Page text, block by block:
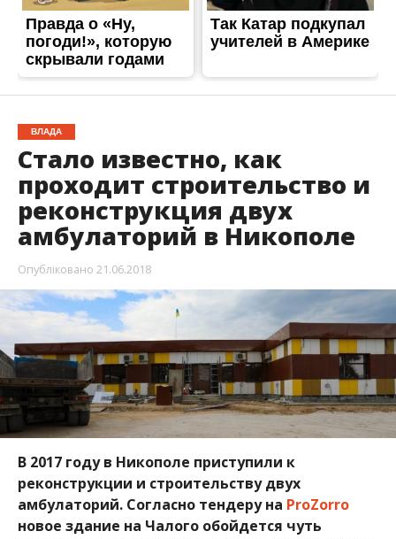
ВЛАДА
Стало известно, как
проходит строительство и
реконструкция двух
амбулаторий в Никополе
Опубліковано21.06.2018
В 2017 году в Никополе приступили к
реконструкции и строительству двух
амбулаторий. Согласно тендеру наProZorro
новое здание на Чалого обойдется чуть
больше чем в 9 миллионов, на реконструкцию
амбулатории на Трубников потратят26
миллионов 224 тысячи 393 гривны.